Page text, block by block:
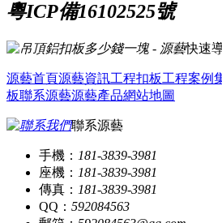
粵ICP備16102525號
快速
源藝首頁源藝資訊工程扣板工程案例
板聯系源藝源藝產品網站地圖
聯系源藝
手機： 181-3839-3981
座機： 181-3839-3981
傳真： 181-3839-3981
QQ： 592084563